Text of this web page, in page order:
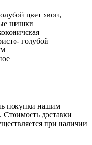
цвет хвои,
шишки
голубой
покупки нашим
доставки
при наличии